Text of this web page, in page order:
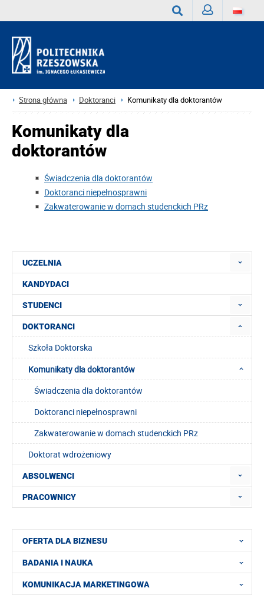
Strona główna Doktoranci Komunikaty dla doktorantów
Komunikaty dla
doktorantów
Świadczenia dla doktorantów
Doktoranci niepełnosprawni
Zakwaterowanie w domach studenckich PRz
UCZELNIA
KANDYDACI
STUDENCI
DOKTORANCI
Szkoła Doktorska
Komunikaty dla doktorantów
Świadczenia dla doktorantów
Doktoranci niepełnosprawni
Zakwaterowanie w domach studenckich PRz
Doktorat wdrożeniowy
ABSOLWENCI
PRACOWNICY
OFERTA DLA BIZNESU
BADANIA I NAUKA
KOMUNIKACJA MARKETINGOWA